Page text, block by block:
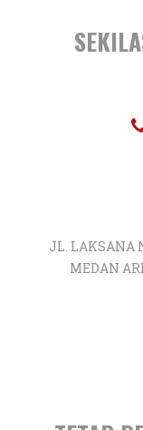
JL. LAKSANA
MEDAN